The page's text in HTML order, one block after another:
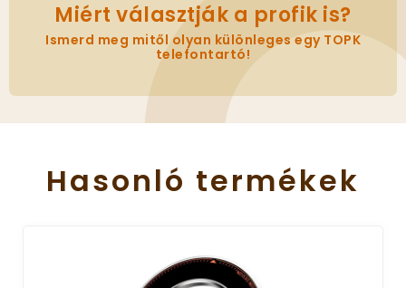
Miért választják a profik is?
Ismerd meg mitől olyan különleges egy TOPK
telefontartó!
Hasonló termékek